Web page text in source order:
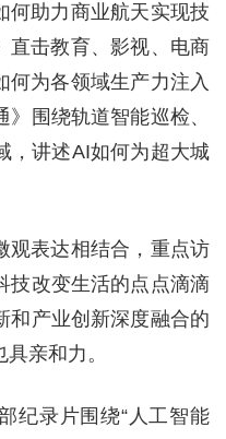
何助力商业航天实现技
直击教育、影视、电商
何为各领域生产力注入
围绕轨道智能巡检、
，讲述AI如何为超大城
观表达相结合，重点访
技改变生活的点点滴滴
和产业创新深度融合的
亲和力。
纪录片围绕“人工智能